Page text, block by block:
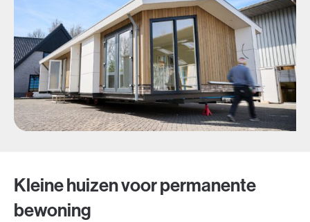
Kleine huizen voor permanente
bewoning